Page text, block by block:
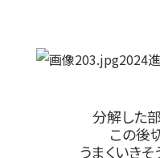
分解した
この後
うまくいきそ